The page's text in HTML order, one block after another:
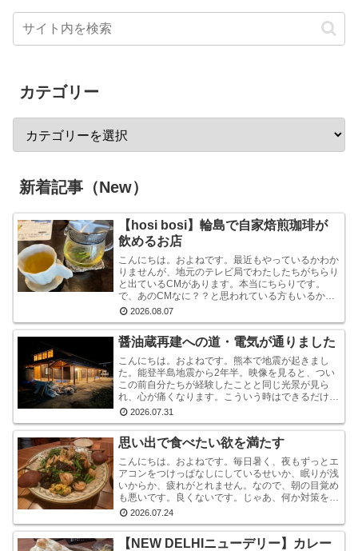
カテゴリー
新着記事（New）
【hosi bosi】輪島で自家焙煎珈琲が
飲めるお店
こんにちは。およねです。最近もやっているかわか
りませんが、地元のテレビ局でわたしたちがちらり
と出ているCMがあります。本当にちらりです。
で、あのCMなに？？と思われている方もいるかも
しれませんが、あれは『石川県信用保証協会』とい
2026.08.07
醤油蔵再建への道・電気が通りました
こんにちは。およねです。熊本で地震が起きまし
た。能登半島地震から2年半。映像を見ると、つい
この前自分たちが経験したことと同じ光景が見ら
れ、心が痛くなります。こういう時はできるだけ情
報から離れたほうがいいと言いますが・・・気にな
2026.07.31
思い出で食べたい欲を満たす
こんにちは。およねです。毎日暑く、夜もずっとエ
アコンをつけっぱなしにしているせいか、眠りが浅
いからか、疲れがとれません。なので、朝の目覚め
も悪いです。良くないです。じゃあ、何か対策をし
ているかと言われれば、何もしていません。いや、
2026.07.24
【NEW DELHIニューデリー】カレー